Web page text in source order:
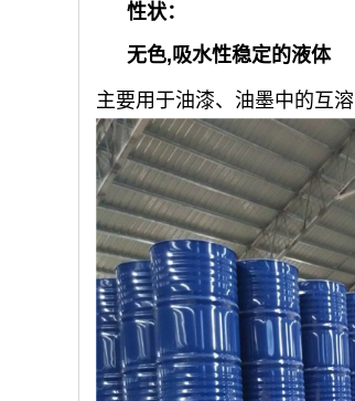
性状：
无色,吸水性稳定的液体
主要用于油漆、油墨中的互溶